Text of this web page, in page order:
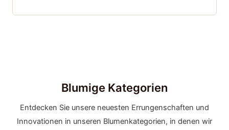
Blumige Kategorien
Entdecken Sie unsere neuesten Errungenschaften und
Innovationen in unseren Blumenkategorien, in denen wir